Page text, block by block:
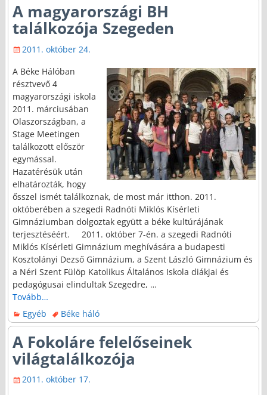
A magyarországi BH
találkozója Szegeden
2011. október 24.
A Béke Hálóban
résztvevő 4
magyarországi iskola
2011. márciusában
Olaszországban, a
Stage Meetingen
találkozott először
egymással.
Hazatérésük után
elhatározták, hogy
ősszel ismét találkoznak, de most már itthon. 2011.
októberében a szegedi Radnóti Miklós Kísérleti
Gimnáziumban dolgoztak együtt a béke kultúrájának
terjesztéséért. 2011. október 7-én. a szegedi Radnóti
Miklós Kísérleti Gimnázium meghívására a budapesti
Kosztolányi Dezső Gimnázium, a Szent László Gimnázium és
a Néri Szent Fülöp Katolikus Általános Iskola diákjai és
pedagógusai elindultak Szegedre, …
Tovább…
Egyéb
Béke háló
A Fokoláre felelőseinek
világtalálkozója
2011. október 17.